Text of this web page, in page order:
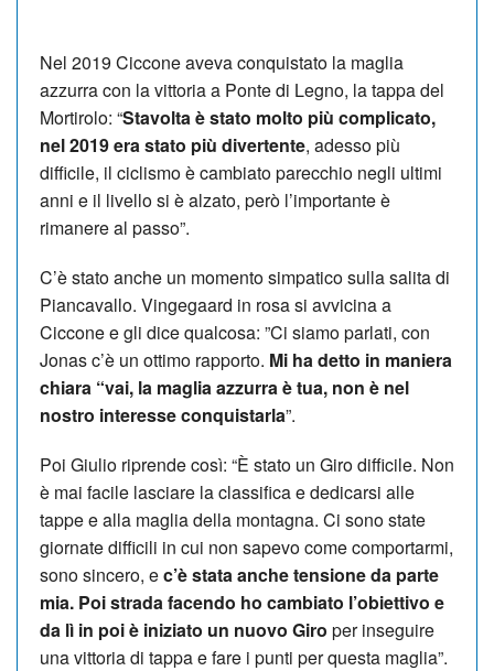
Nel 2019 Ciccone aveva conquistato la maglia
azzurra con la vittoria a Ponte di Legno, la tappa del
Mortirolo: “Stavolta è stato molto più complicato,
nel 2019 era stato più divertente, adesso più
difficile, il ciclismo è cambiato parecchio negli ultimi
anni e il livello si è alzato, però l’importante è
rimanere al passo”.
C’è stato anche un momento simpatico sulla salita di
Piancavallo. Vingegaard in rosa si avvicina a
Ciccone e gli dice qualcosa: ”Ci siamo parlati, con
Jonas c’è un ottimo rapporto. Mi ha detto in maniera
chiara “vai, la maglia azzurra è tua, non è nel
nostro interesse conquistarla”.
Poi Giulio riprende così: “È stato un Giro difficile. Non
è mai facile lasciare la classifica e dedicarsi alle
tappe e alla maglia della montagna. Ci sono state
giornate difficili in cui non sapevo come comportarmi,
sono sincero, ec’è stata anche tensione da parte
mia. Poi strada facendo ho cambiato l’obiettivo e
da lì in poi è iniziato un nuovo Giro per inseguire
una vittoria di tappa e fare i punti per questa maglia”.